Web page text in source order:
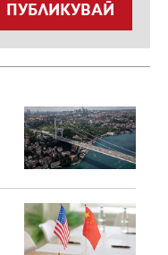
ПУБЛИКУВАЙ